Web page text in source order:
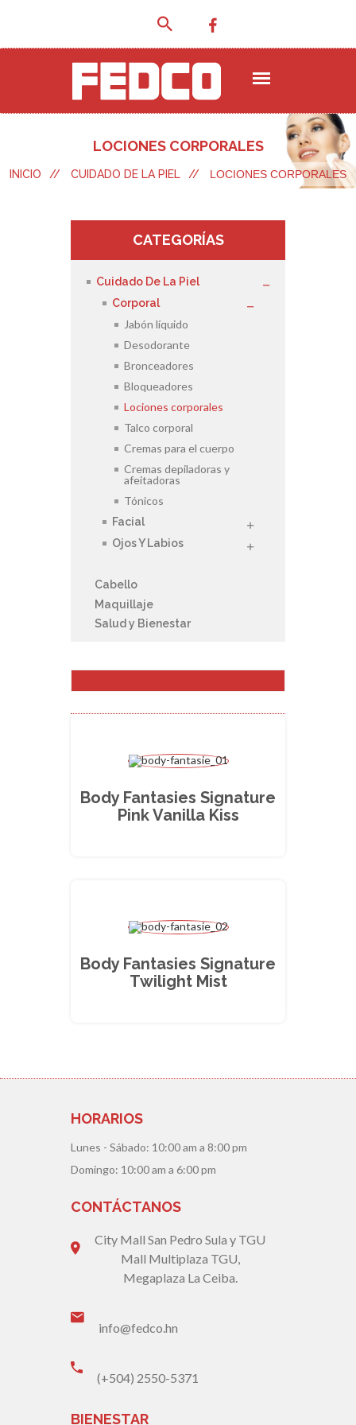
LOCIONES CORPORALES
INICIO // CUIDADO DE LA PIEL // LOCIONES CORPORALES
CATEGORÍAS
Cuidado De La Piel
Corporal
Jabón líquido
Desodorante
Bronceadores
Bloqueadores
Lociones corporales
Talco corporal
Cremas para el cuerpo
Cremas depiladoras y
afeitadoras
Tónicos
Facial
Ojos Y Labios
Cabello
Maquillaje
Salud y Bienestar
Body Fantasies Signature
Pink Vanilla Kiss
Body Fantasies Signature
Twilight Mist
HORARIOS
Lunes - Sábado: 10:00 am a 8:00 pm
Domingo: 10:00 am a 6:00 pm
CONTÁCTANOS
City Mall San Pedro Sula y TGU
Mall Multiplaza TGU,
Megaplaza La Ceiba.
info@fedco.hn
(+504) 2550-5371
BIENESTAR